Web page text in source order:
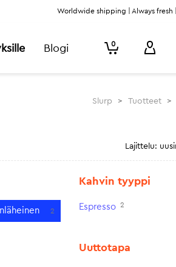
Worldwide shipping | Always fresh |
Blogi 0
Slurp > Tuotteet >
2
Kahvin tyyppi
Espresso 2
Uuttotapa